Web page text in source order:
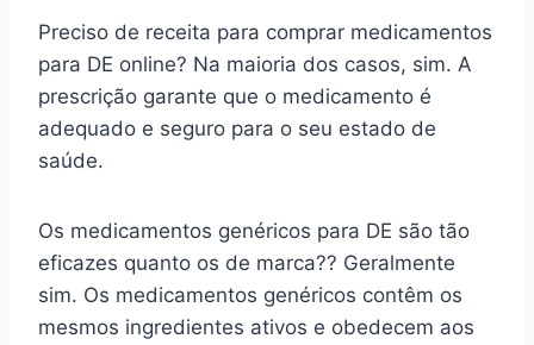
Preciso de receita para comprar medicamentos
para DE online? Na maioria dos casos, sim. A
prescrição garante que o medicamento é
adequado e seguro para o seu estado de
saúde.
Os medicamentos genéricos para DE são tão
eficazes quanto os de marca?? Geralmente
sim. Os medicamentos genéricos contêm os
mesmos ingredientes ativos e obedecem aos